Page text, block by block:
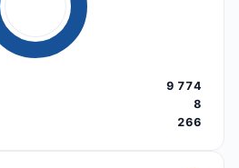
9 774
8
266